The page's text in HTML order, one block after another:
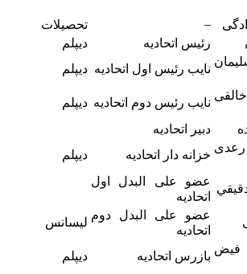
–
تحصیلات
رئیس اتحادیه
دیپلم
نایب رئیس اول اتحادیه دیپلم
نایب رئیس دوم اتحادیه دیپلم
دبیر اتحادیه
خزانه دار اتحادیه دیپلم
عضو علی البدل اول
اتحادیه
عضو علی البدل دوم
اتحادیه
لیسانس
بازرس اتحادیه
دیپلم